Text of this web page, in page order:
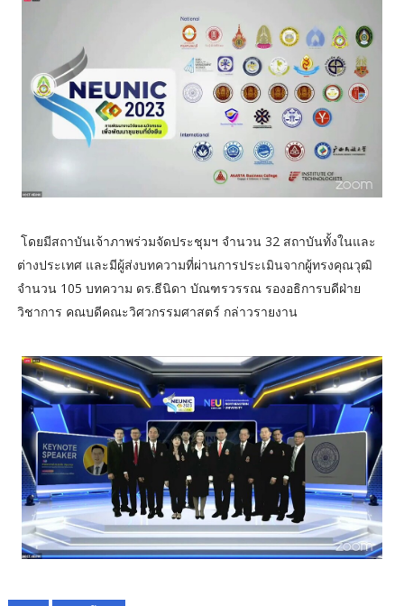
โดยมีสถาบันเจ้าภาพร่วมจัดประชุมฯ จำนวน 32 สถาบันทั้งในและ
ต่างประเทศ และมีผู้ส่งบทความที่ผ่านการประเมินจากผู้ทรงคุณวุฒิ
จำนวน 105 บทความ ดร.ธีนิดา บัณฑรวรรณ รองอธิการบดีฝ่าย
วิชาการ คณบดีคณะวิศวกรรมศาสตร์ กล่าวรายงาน